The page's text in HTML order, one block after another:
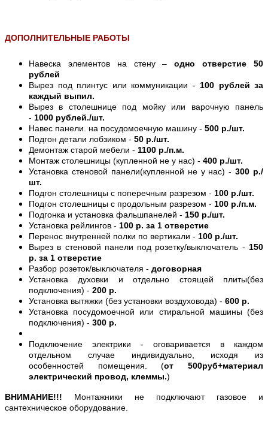
ДОПОЛНИТЕЛЬНЫЕ РАБОТЫ
Навеска элементов на стену –одно отверстие 50
рублей
Вырез под плинтус или коммуникации - 100 рублей за
каждый выпил.
Вырез в столешнице под мойку или варочную панель
- 1000 рублей./шт.
Навес панели. на посудомоечную машину - 500 р./шт.
Подгон детали лобзиком - 50 р./шт.
Демонтаж старой мебели - 1100 р./п.м.
Монтаж столешницы (купленной не у нас) - 400 р./шт.
Установка стеновой панели(купленной не у нас) -300 р./
шт.
Подгон столешницы с поперечным разрезом - 100 р./шт.
Подгон столешницы с продольным разрезом - 100 р./п.м.
Подгонка и установка фальшпанелей - 150 р./шт.
Установка рейлингов - 100 р. за 1 отверстие
Перенос внутренней полки по вертикали - 100 р./шт.
Вырез в стеновой панели под розетку/выключатель - 150
р. за 1 отверстие
Разбор розеток/выключателя - договорная
Установка духовки и отдельно стоящей плиты(без
подключения) - 200 р.
Установка вытяжки (без установки воздуховода) - 600 р.
Установка посудомоечной или стиральной машины (без
подключения) - 300 р.
Подключение электрики - оговаривается в каждом
отдельном случае индивидуально, исходя из
особенностей помещения. (от 500руб+материал
электрический провод, клеммы.)
ВНИМАНИЕ!!! Монтажники не подключают газовое и
сантехническое оборудование.